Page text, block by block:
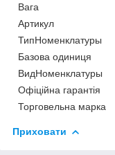
Вага
Артикул
ТипНоменклатуры
Базова одиниця
ВидНоменклатуры
Офіційна гарантія
Торговельна марка
Приховати